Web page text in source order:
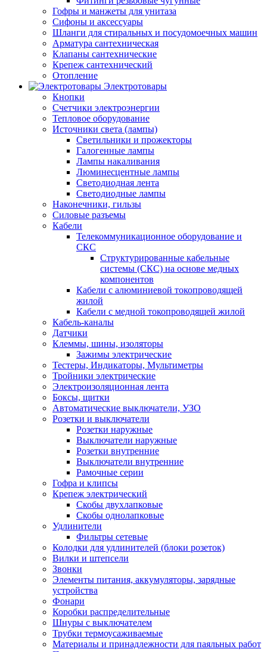
Гофры и манжеты для унитаза
Сифоны и аксессуары
Шланги для стиральных и посудомоечных машин
Арматура сантехническая
Клапаны сантехнические
Крепеж сантехнический
Отопление
Электротовары
Кнопки
Счетчики электроэнергии
Тепловое оборудование
Источники света (лампы)
Светильники и прожекторы
Галогенные лампы
Лампы накаливания
Люминесцентные лампы
Светодиодная лента
Светодиодные лампы
Наконечники, гильзы
Силовые разъемы
Кабели
Телекоммуникационное оборудование и
СКС
Структурированные кабельные
системы (СКС) на основе медных
компонентов
Кабели с алюминиевой токопроводящей
жилой
Кабели с медной токопроводящей жилой
Кабель-каналы
Датчики
Клеммы, шины, изоляторы
Зажимы электрические
Тестеры, Индикаторы, Мультиметры
Тройники электрические
Электроизоляционная лента
Боксы, щитки
Автоматические выключатели, УЗО
Розетки и выключатели
Розетки наружные
Выключатели наружные
Розетки внутренние
Выключатели внутренние
Рамочные серии
Гофра и клипсы
Крепеж электрический
Скобы двухлапковые
Скобы однолапковые
Удлинители
Фильтры сетевые
Колодки для удлинителей (блоки розеток)
Вилки и штепсели
Звонки
Элементы питания, аккумуляторы, зарядные
устройства
Фонари
Коробки распределительные
Шнуры с выключателем
Трубки термоусаживаемые
Материалы и принадлежности для паяльных работ